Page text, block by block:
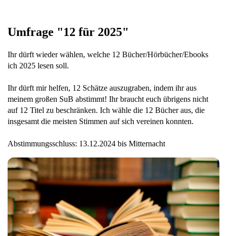
Umfrage "12 für 2025"
Ihr dürft wieder wählen, welche 12 Bücher/Hörbücher/Ebooks
ich 2025 lesen soll.
Ihr dürft mir helfen, 12 Schätze auszugraben, indem ihr aus
meinem großen SuB abstimmt! Ihr braucht euch übrigens nicht
auf 12 Titel zu beschränken. Ich wähle die 12 Bücher aus, die
insgesamt die meisten Stimmen auf sich vereinen konnten.
Abstimmungsschluss: 13.12.2024 bis Mitternacht